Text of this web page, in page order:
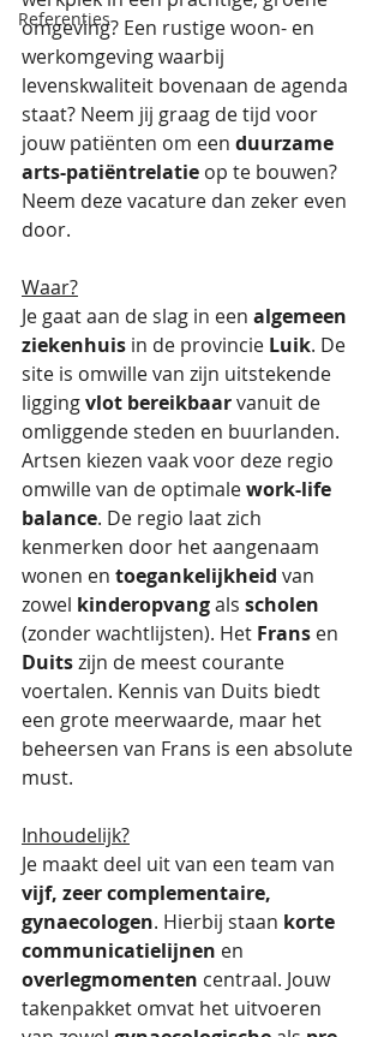
Referenties
omgeving? Een rustige woon- en
werkomgeving waarbij
levenskwaliteit bovenaan de agenda
staat? Neem jij graag de tijd voor
jouw patiënten om een duurzame
arts-patiëntrelatie op te bouwen?
Neem deze vacature dan zeker even
door.
Waar?
Je gaat aan de slag in een algemeen
ziekenhuis in de provincie Luik. De
site is omwille van zijn uitstekende
ligging vlot bereikbaar vanuit de
omliggende steden en buurlanden.
Artsen kiezen vaak voor deze regio
omwille van de optimale work-life
balance. De regio laat zich
kenmerken door het aangenaam
wonen en toegankelijkheid van
zowel kinderopvang als scholen
(zonder wachtlijsten). Het Frans en
Duits zijn de meest courante
voertalen. Kennis van Duits biedt
een grote meerwaarde, maar het
beheersen van Frans is een absolute
must.
Inhoudelijk?
Je maakt deel uit van een team van
vijf, zeer complementaire,
gynaecologen. Hierbij staan korte
communicatielijnen en
overlegmomenten centraal. Jouw
takenpakket omvat het uitvoeren